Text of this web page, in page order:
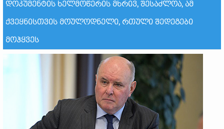
ᲓᲝᲙᲣᲛᲔᲜᲢᲘᲡ ᲮᲔᲚᲛᲝᲬᲔᲠᲘᲡ ᲛᲮᲠᲘᲕ, ᲨᲔᲡᲐᲫᲚᲝᲐ, ᲐᲛ
ᲥᲕᲔᲧᲜᲘᲡᲗᲕᲘᲡ ᲛᲝᲣᲚᲝᲓᲜᲔᲚᲘ, ᲠᲗᲣᲚᲘ ᲨᲔᲓᲔᲒᲔᲑᲘ
ᲛᲝᲰᲧᲕᲔᲡ